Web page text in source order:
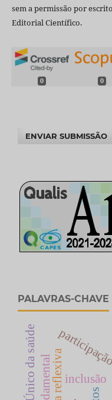
sem a permissão por
Editorial Científico.
0 0
ENVIAR SUBMISSÃO
PALAVRAS-CHAVE
inclusão